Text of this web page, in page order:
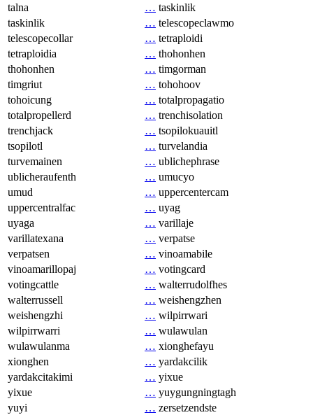
talna
… taskinlik
taskinlik
… telescopeclawmo
telescopecollar
… tetraploidi
tetraploidia
… thohonhen
thohonhen
… timgorman
timgriut
… tohohoov
tohoicung
… totalpropagatio
totalpropellerd
… trenchisolation
trenchjack
… tsopilokuauitl
tsopilotl
… turvelandia
turvemainen
… ublichephrase
ublicheraufenth
… umucyo
umud
… uppercentercam
uppercentralfac
… uyag
uyaga
… varillaje
varillatexana
… verpatse
verpatsen
… vinoamabile
vinoamarillopaj
… votingcard
votingcattle
… walterrudolfhes
walterrussell
… weishengzhen
weishengzhi
… wilpirrwari
wilpirrwarri
… wulawulan
wulawulanma
… xionghefayu
xionghen
… yardakcilik
yardakcitakimi
… yixue
yixue
… yuygungningtagh
yuyi
… zersetzendste